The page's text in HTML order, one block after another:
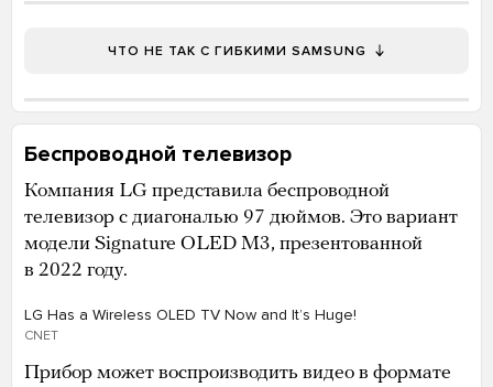
ЧТО НЕ ТАК С ГИБКИМИ SAMSUNG
Беспроводной телевизор
Компания LG представила беспроводной
телевизор с диагональю 97 дюймов. Это вариант
модели Signature OLED M3, презентованной
в 2022 году.
LG Has a Wireless OLED TV Now and Itʼs Huge!
CNET
Прибор может воспроизводить видео в формате